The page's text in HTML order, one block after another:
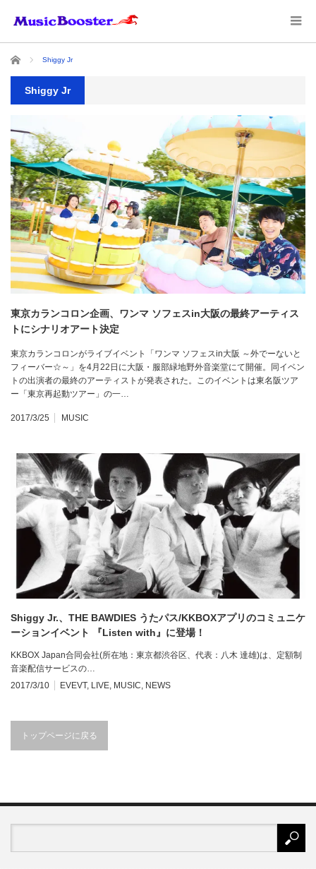
ホーム Shiggy Jr
Shiggy Jr
東京カランコロン企画、ワンマ ソフェスin大阪の最終アーティス
トにシナリオアート決定
東京カランコロンがライブイベント「ワンマ ソフェスin大阪 ～外でーないと
フィーバー☆～」を4月22日に大阪・服部緑地野外音楽堂にて開催。同イベン
トの出演者の最終のアーティストが発表された。このイベントは東名阪ツア
ー「東京再起動ツアー」の一…
2017/3/25 MUSIC
Shiggy Jr.、THE BAWDIES うたパス/KKBOXアプリのコミュニケ
ーションイベント 『Listen with』に登場！
KKBOX Japan合同会社(所在地：東京都渋谷区、代表：八木 達雄)は、定額制
音楽配信サービスの…
2017/3/10
EVEVT, LIVE MUSIC NEWS
トップページに戻る